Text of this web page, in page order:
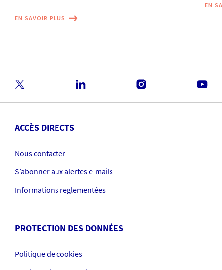
EN SAVOIR PLUS
EN
ACCÈS DIRECTS
Nous contacter
S’abonner aux alertes e-mails
Informations reglementées
PROTECTION DES DONNÉES
Politique de cookies